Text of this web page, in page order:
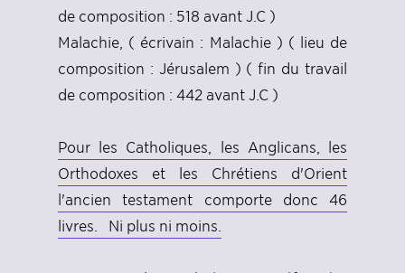
de composition : 518 avant J.C )
Malachie, ( écrivain : Malachie ) ( lieu de
composition : Jérusalem ) ( fin du travail
de composition : 442 avant J.C )
Pour les Catholiques, les Anglicans, les
Orthodoxes et les Chrétiens d'Orient
l'ancien testament comporte donc 46
livres. Ni plus ni moins.